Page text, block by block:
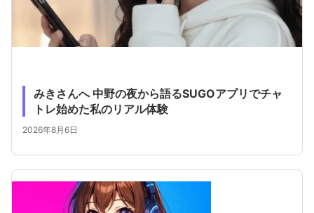
みきさんへ 中野の夜から語るSUGOアプリでチャ
トレ始めた私のリアル体験
2026年8月6日